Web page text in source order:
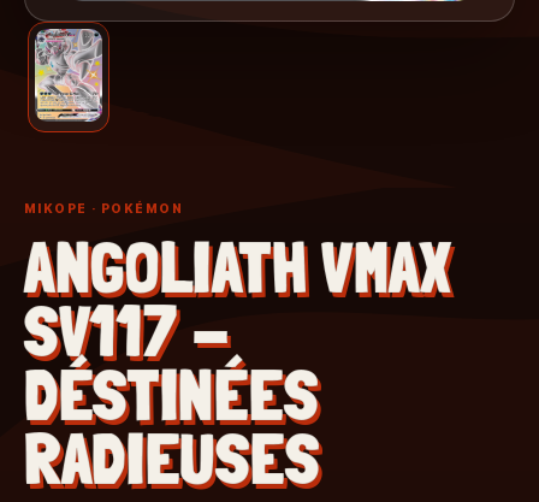
MIKOPE · POKÉMON
ANGOLIATH VMAX
SV117 -
DÉSTINÉES
RADIEUSES